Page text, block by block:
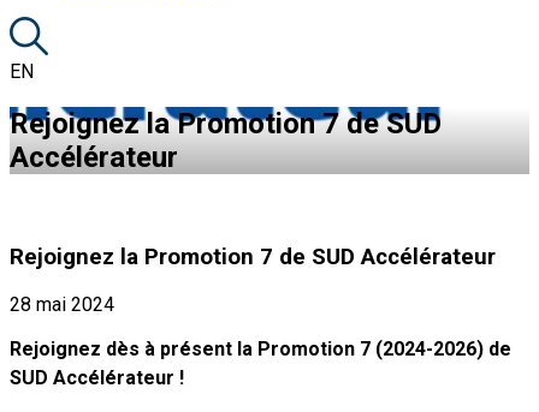
EN
Rejoignez la Promotion 7 de SUD
Accélérateur
Rejoignez la Promotion 7 de SUD Accélérateur
28 mai 2024
Rejoignez dès à présent la Promotion 7 (2024-2026) de
SUD Accélérateur !